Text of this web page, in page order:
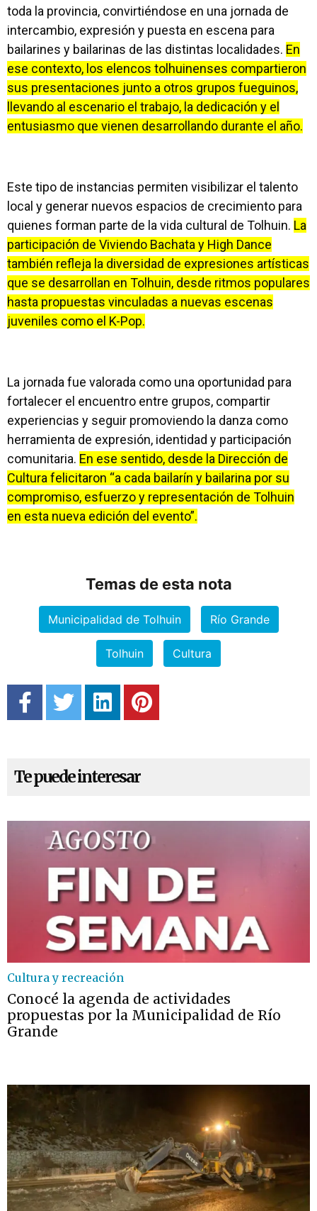
toda la provincia, convirtiéndose en una jornada de
intercambio, expresión y puesta en escena para
bailarines y bailarinas de las distintas localidades. En
ese contexto, los elencos tolhuinenses compartieron
sus presentaciones junto a otros grupos fueguinos,
llevando al escenario el trabajo, la dedicación y el
entusiasmo que vienen desarrollando durante el año.
Este tipo de instancias permiten visibilizar el talento
local y generar nuevos espacios de crecimiento para
quienes forman parte de la vida cultural de Tolhuin. La
participación de Viviendo Bachata y High Dance
también refleja la diversidad de expresiones artísticas
que se desarrollan en Tolhuin, desde ritmos populares
hasta propuestas vinculadas a nuevas escenas
juveniles como el K-Pop.
La jornada fue valorada como una oportunidad para
fortalecer el encuentro entre grupos, compartir
experiencias y seguir promoviendo la danza como
herramienta de expresión, identidad y participación
comunitaria. En ese sentido, desde la Dirección de
Cultura felicitaron “a cada bailarín y bailarina por su
compromiso, esfuerzo y representación de Tolhuin
en esta nueva edición del evento”.
Temas de esta nota
Municipalidad de Tolhuin Río Grande
Tolhuin Cultura
Te puede interesar
Cultura y recreación
Conocé la agenda de actividades
propuestas por la Municipalidad de Río
Grande